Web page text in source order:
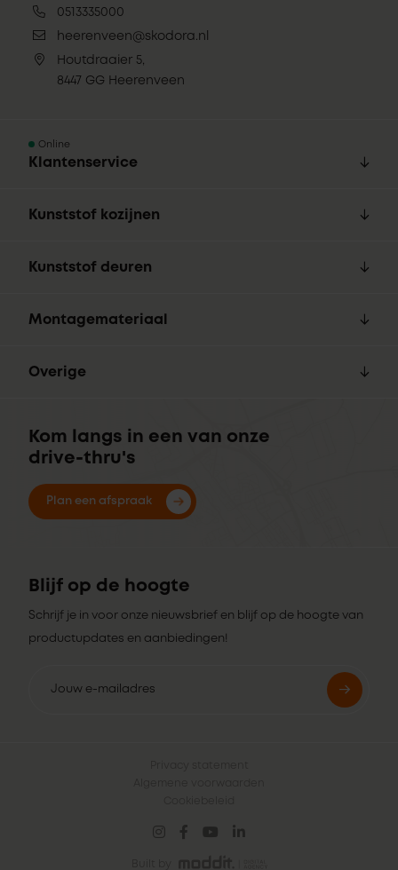
0513335000
heerenveen@skodora.nl
Houtdraaier 5,
8447 GG Heerenveen
Online
Klantenservice
Kunststof kozijnen
Kunststof deuren
Montagemateriaal
Overige
Kom langs in een van onze
drive-thru's
Plan een afspraak
Blijf op de hoogte
Schrijf je in voor onze nieuwsbrief en blijf op de hoogte van
productupdates en aanbiedingen!